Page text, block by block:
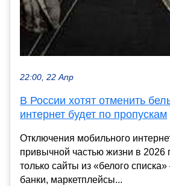
22:00, 22 Апр
В России хотят отменить
интернет будет по пропускам
Отключения мобильного
привычной частью жизни в 2026
только сайты из «белого
банки, маркетплейсы...